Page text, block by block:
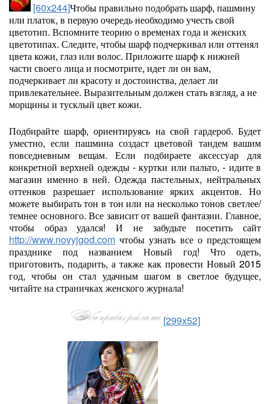
[60x244]Чтобы правильно подобрать шарф, пашмину
или платок, в первую очередь необходимо учесть свой
цветотип. Вспомните теорию о временах года и женских
цветотипах. Следите, чтобы шарф подчеркивал или оттенял
цвета кожи, глаз или волос. Приложите шарф к нижней
части своего лица и посмотрите, идет ли он вам,
подчеркивает ли красоту и достоинства, делает ли
привлекательнее. Выразительным должен стать взгляд, а не
морщины и тусклый цвет кожи.
Подбирайте шарф, ориентируясь на свой гардероб. Будет
уместно, если пашмина создаст цветовой тандем вашим
повседневным вещам. Если подбираете аксессуар для
конкретной верхней одежды - куртки или пальто, - идите в
магазин именно в ней. Одежда пастельных, нейтральных
оттенков разрешает использование ярких акцентов. Но
можете выбирать тон в тон или на несколько тонов светлее/
темнее основного. Все зависит от вашей фантазии. Главное,
чтобы образ удался! И не забудьте посетить сайт
http://www.novyjgod.com чтобы узнать все о предстоящем
празднике под названием Новый год! Что одеть,
приготовить, подарить, а также как провести Новый 2015
год, чтобы он стал удачным шагом в светлое будущее,
читайте на страничках женского журнала!
[299x52]